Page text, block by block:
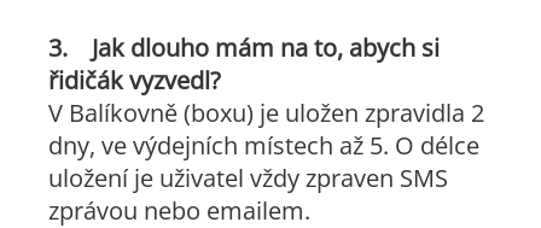
3. Jak dlouho mám na to, abych si
řidičák vyzvedl?
V Balíkovně (boxu) je uložen zpravidla 2
dny, ve výdejních místech až 5. O délce
uložení je uživatel vždy zpraven SMS
zprávou nebo emailem.